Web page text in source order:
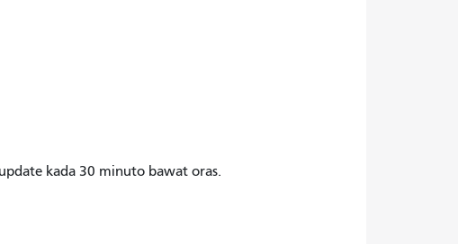
kada 30 minuto bawat oras.